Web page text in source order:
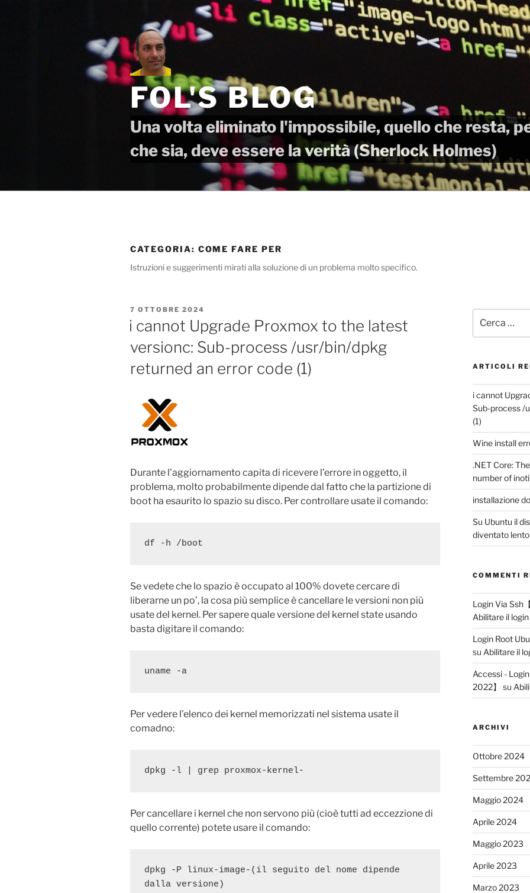
FOL'S BLOG
Una volta eliminato l'impossibile, quello che resta,
che sia, deve essere la verità (Sherlock Holmes)
CATEGORIA: COME FARE PER
Istruzioni e suggerimenti mirati alla soluzione di un problema molto specifico.
PUBBLICATO
IL
7 OTTOBRE 2024
i cannot Upgrade Proxmox to the latest
versionc: Sub-process /usr/bin/dpkg
returned an error code (1)
Durante l’aggiornamento capita di ricevere l’errore in oggetto, il
problema, molto probabilmente dipende dal fatto che la partizione di
boot ha esaurito lo spazio su disco. Per controllare usate il comando:
df -h /boot
Se vedete che lo spazio è occupato al 100% dovete cercare di
liberarne un po’, la cosa più semplice è cancellare le versioni non più
usate del kernel. Per sapere quale versione del kernel state usando
basta digitare il comando:
uname -a
Per vedere l’elenco dei kernel memorizzati nel sistema usate il
comadno:
dpkg -l | grep proxmox-kernel-
Per cancellare i kernel che non servono più (cioè tutti ad eccezzione di
quello corrente) potete usare il comando:
dpkg -P linux-image-(il seguito del nome dipende
dalla versione)
ARTICOLI
i cannot
Sub-process /
(1)
Wine install
.NET Core:
number of
installazione
Su Ubuntu il
diventato lento
COMMENTI
Login Via Ssh
Abilitare il
Login Root
su Abilitare il
Accessi -
2022】
su
ARCHIVI
Ottobre 2024
Settembre
Maggio 2024
Aprile 2024
Maggio 2023
Aprile 2023
Marzo 2023